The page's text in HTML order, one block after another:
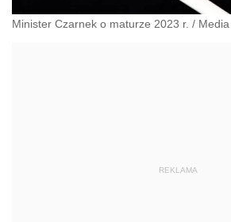
Minister Czarnek o maturze 2023 r. / Media